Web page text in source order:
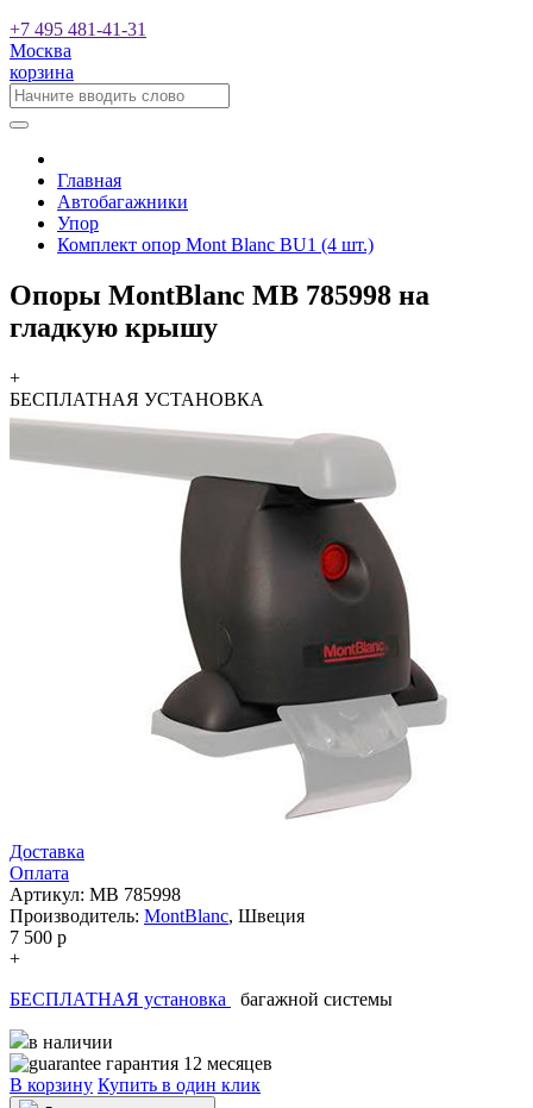
+7 495 481-41-31
Москва
корзина
Главная
Автобагажники
Упор
Комплект опор Mont Blanc BU1 (4 шт.)
Опоры MontBlanc MB 785998 на
гладкую крышу
+
БЕСПЛАТНАЯ УСТАНОВКА
Доставка
Оплата
Артикул: MB 785998
Производитель: MontBlanc, Швеция
7 500 p
+
БЕСПЛАТНАЯ установка
багажной системы
в наличии
гарантия 12 месяцев
В корзину Купить в один клик